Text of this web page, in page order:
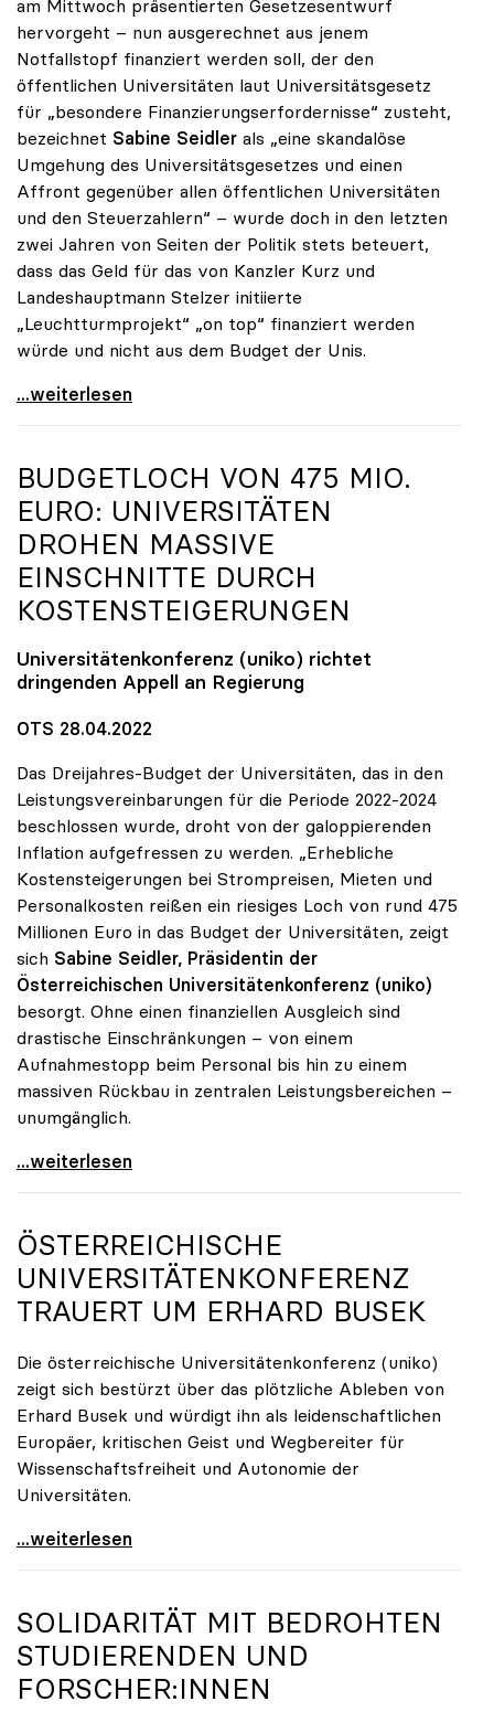
am Mittwoch präsentierten Gesetzesentwurf
hervorgeht – nun ausgerechnet aus jenem
Notfallstopf finanziert werden soll, der den
öffentlichen Universitäten laut Universitätsgesetz
für „besondere Finanzierungserfordernisse“ zusteht,
bezeichnet Sabine Seidler als „eine skandalöse
Umgehung des Universitätsgesetzes und einen
Affront gegenüber allen öffentlichen Universitäten
und den Steuerzahlern“ – wurde doch in den letzten
zwei Jahren von Seiten der Politik stets beteuert,
dass das Geld für das von Kanzler Kurz und
Landeshauptmann Stelzer initiierte
„Leuchtturmprojekt“ „on top“ finanziert werden
würde und nicht aus dem Budget der Unis.
„Skandalös und zweckwidrig“: TU OÖ soll zu Lasten
...weiterlesen
BUDGETLOCH VON 475 MIO.
EURO: UNIVERSITÄTEN
DROHEN MASSIVE
EINSCHNITTE DURCH
KOSTENSTEIGERUNGEN
Universitätenkonferenz (uniko) richtet
dringenden Appell an Regierung
OTS 28.04.2022
Das Dreijahres-Budget der Universitäten, das in den
Leistungsvereinbarungen für die Periode 2022-2024
beschlossen wurde, droht von der galoppierenden
Inflation aufgefressen zu werden. „Erhebliche
Kostensteigerungen bei Strompreisen, Mieten und
Personalkosten reißen ein riesiges Loch von rund 475
Millionen Euro in das Budget der Universitäten, zeigt
sich Sabine Seidler, Präsidentin der
Österreichischen Universitätenkonferenz (uniko)
besorgt. Ohne einen finanziellen Ausgleich sind
drastische Einschränkungen – von einem
Aufnahmestopp beim Personal bis hin zu einem
massiven Rückbau in zentralen Leistungsbereichen –
unumgänglich.
Budgetloch von 475 Mio. Euro: Universitäten drohen
...weiterlesen
ÖSTERREICHISCHE
UNIVERSITÄTENKONFERENZ
TRAUERT UM ERHARD BUSEK
Die österreichische Universitätenkonferenz (uniko)
zeigt sich bestürzt über das plötzliche Ableben von
Erhard Busek und würdigt ihn als leidenschaftlichen
Europäer, kritischen Geist und Wegbereiter für
Wissenschaftsfreiheit und Autonomie der
Universitäten.
Österreichische Universitätenkonferenz trauert um
...weiterlesen
SOLIDARITÄT MIT BEDROHTEN
STUDIERENDEN UND
FORSCHER:INNEN